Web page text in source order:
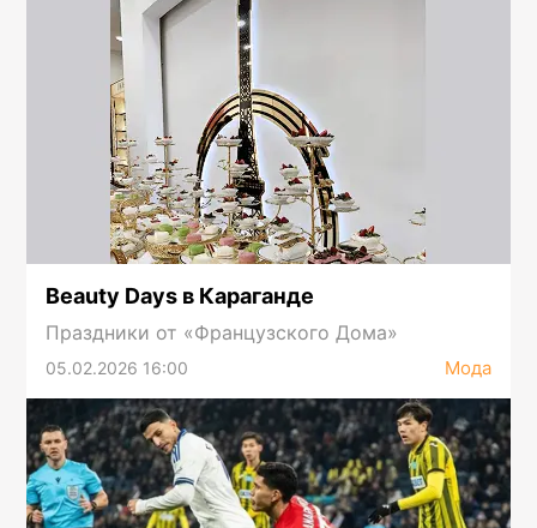
Beauty Days в Караганде
Праздники от «Французского Дома»
05.02.2026 16:00 Мода